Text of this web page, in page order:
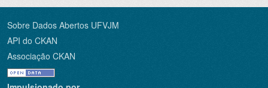
Sobre Dados Abertos UFVJM
API do CKAN
Associação CKAN